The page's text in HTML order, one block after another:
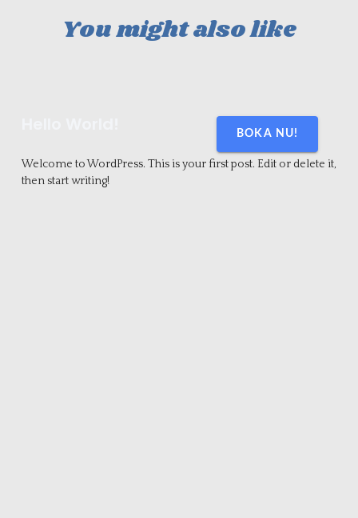
You might also like
Welcome to WordPress. This is your first post. Edit or delete it,
then start writing!
BOKA NU!